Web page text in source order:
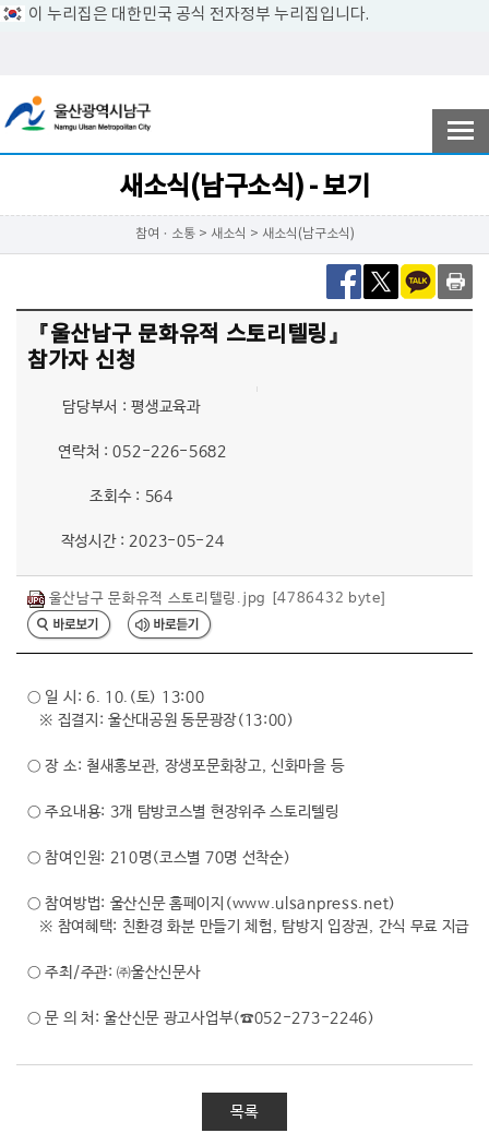
이 누리집은 대한민국 공식 전자정부 누리집입니다.
참여ㆍ소통
남구소개
분야별정보
문화관광
참여ㆍ소통 > 새소식 > 새소식(남구소식)
새소식(남구소식) - 보기
『울산남구 문화유적 스토리텔링』
참가자 신청
담당부서 : 평생교육과
연락처 : 052-226-5682
조회수 : 564
작성시간 : 2023-05-24
울산남구 문화유적 스토리텔링.jpg [4786432 byte]
○ 일 시: 6. 10.(토) 13:00
※ 집결지: 울산대공원 동문광장(13:00)
○ 장 소: 철새홍보관, 장생포문화창고, 신화마을 등
○ 주요내용: 3개 탐방코스별 현장위주 스토리텔링
○ 참여인원: 210명(코스별 70명 선착순)
○ 참여방법: 울산신문 홈페이지(www.ulsanpress.net)
※ 참여혜택: 친환경 화분 만들기 체험, 탐방지 입장권, 간식 무료 지급
○ 주최/주관: ㈜울산신문사
○ 문 의 처: 울산신문 광고사업부(☎052-273-2246)
목록